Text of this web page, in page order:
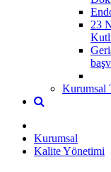
23
Kurumsal
Kurumsal
Kalite Yönetimi